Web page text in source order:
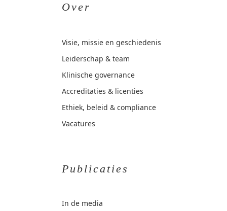
Over
Visie, missie en geschiedenis
Leiderschap & team
Klinische governance
Accreditaties & licenties
Ethiek, beleid & compliance
Vacatures
Publicaties
In de media